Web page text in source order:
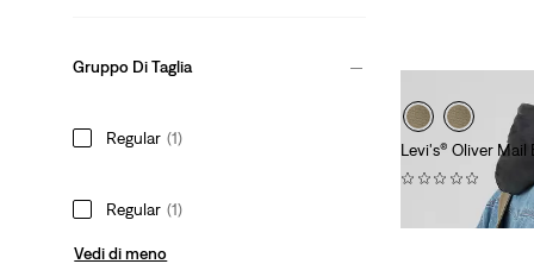
Gruppo Di Taglia
Regular (1)
Regular (1)
Vedi di meno
Levi's® Oliver Mail
(0)